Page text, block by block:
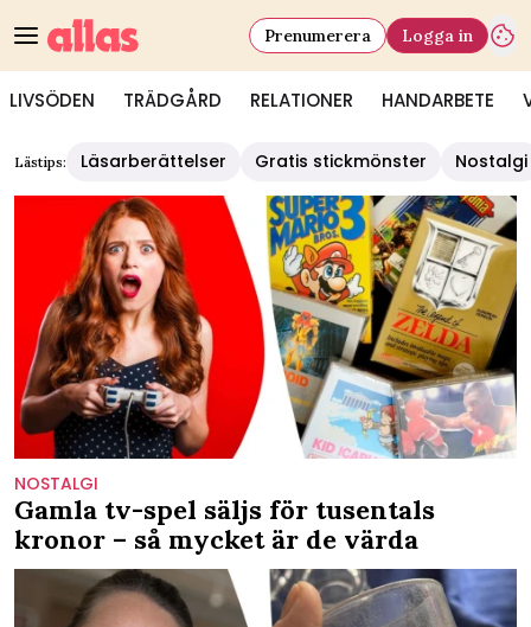
LIVSÖDEN TRÄDGÅRD RELATIONER HANDARBETE
Prenumerera Logga in
Lästips: Läsarberättelser Gratis stickmönster Nostalgi
NOSTALGI
Gamla tv-spel säljs för tusentals
kronor – så mycket är de värda